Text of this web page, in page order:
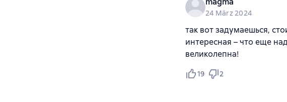
24 März 2024
так вот задумаешься,
интересная – что еще
великолепна!
19 2